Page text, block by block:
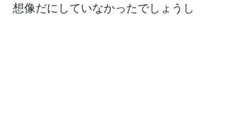
想像だにしていなかったでしょうし